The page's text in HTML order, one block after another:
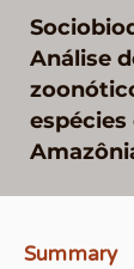
Análise
Summary